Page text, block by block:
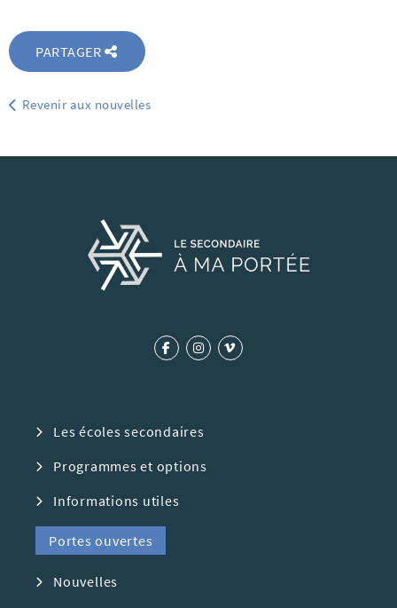
PARTAGER
Revenir aux nouvelles
Les écoles secondaires
Programmes et options
Informations utiles
Portes ouvertes
Nouvelles